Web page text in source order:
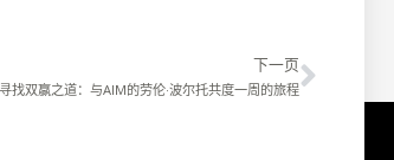
下一页
寻找双赢之道：与AIM的劳伦·波尔托共度一周的旅程